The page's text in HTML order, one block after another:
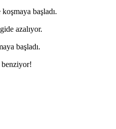
koşmaya başladı.
azalıyor.
başladı.